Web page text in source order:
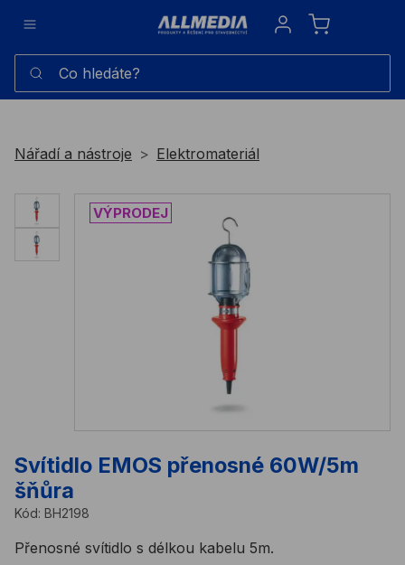
Sign in
Co hledáte?
Nářadí a nástroje Elektromateriál
Svítidlo EMOS přenosné 60W/5m
šňůra
Kód: BH2198
Přenosné svítidlo s délkou kabelu 5m.